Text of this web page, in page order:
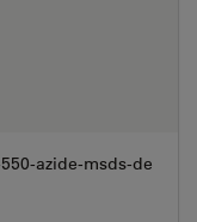
azide-msds-de